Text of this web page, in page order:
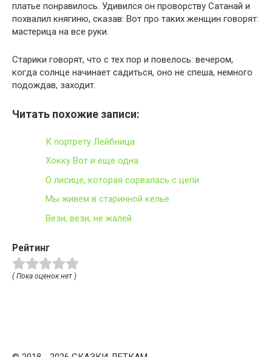
платье понравилось. Удивился он проворству Сатанай и
похвалил княгиню, сказав: Вот про таких женщин говорят:
мастерица на все руки.
Старики говорят, что с тех пор и повелось: вечером,
когда солнце начинает садиться, оно не спеша, немного
подождав, заходит.
Читать похожие записи:
К портрету Лейбница
Хокку Вот и еще одна
О лисице, которая сорвалась с цепи
Мы живем в старинной келье
Вези, вези, не жалей
Рейтинг
( Пока оценок нет )